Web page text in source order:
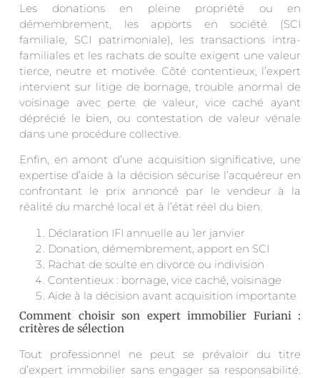
Les donations en pleine propriété ou en
démembrement, les apports en société (SCI
familiale, SCI patrimoniale), les transactions intra-
familiales et les rachats de soulte exigent une valeur
tierce, neutre et motivée. Côté contentieux, l’expert
intervient sur litige de bornage, trouble anormal de
voisinage avec perte de valeur, vice caché ayant
déprécié le bien, ou contestation de valeur vénale
dans une procédure collective.
Enfin, en amont d’une acquisition significative, une
expertise d’aide à la décision sécurise l’acquéreur en
confrontant le prix annoncé par le vendeur à la
réalité du marché local et à l’état réel du bien.
Déclaration IFI annuelle au 1er janvier
Donation, démembrement, apport en SCI
Rachat de soulte en divorce ou indivision
Contentieux : bornage, vice caché, voisinage
Aide à la décision avant acquisition importante
Comment choisir son expert immobilier Furiani :
critères de sélection
Tout professionnel ne peut se prévaloir du titre
d’expert immobilier sans engager sa responsabilité.